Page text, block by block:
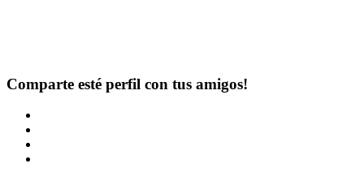
Comparte esté perfil con tus amigos!